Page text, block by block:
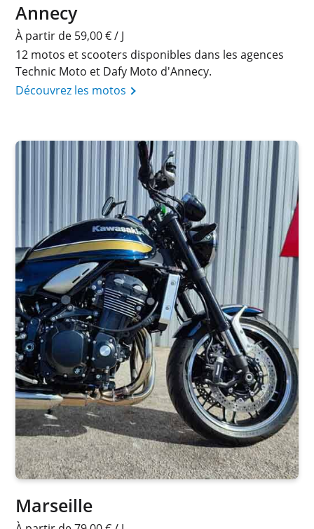
Annecy
À partir de 59,00 € / J
12 motos et scooters disponibles dans les agences
Technic Moto et Dafy Moto d'Annecy.
Découvrez les motos
Marseille